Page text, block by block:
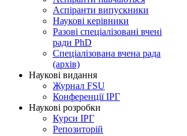
Аспіранти випускники
Наукові керівники
Разові спеціалізовані вчені
ради PhD
Спеціалізована вчена рада
(архів)
Наукові видання
Журнал FSU
Конференції ІРГ
Наукові розробки
Курси ІРГ
Репозиторій